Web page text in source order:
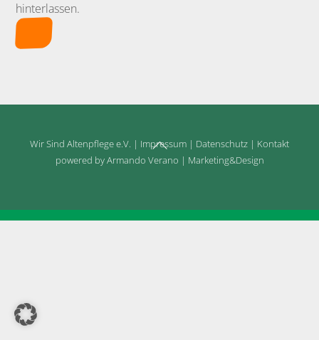
hinterlassen.
Back
To
Wir Sind Altenpflege e.V. | Impressum | Datenschutz | Kontakt
powered by Armando Verano | Marketing&Design